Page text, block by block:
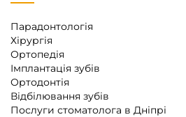
Парадонтологія
Хірургія
Ортопедія
Імплантація зубів
Ортодонтія
Відбілювання зубів
Послуги стоматолога в Дніпрі